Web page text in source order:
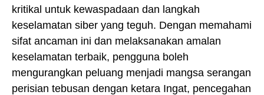
kritikal untuk kewaspadaan dan langkah
keselamatan siber yang teguh. Dengan memahami
sifat ancaman ini dan melaksanakan amalan
keselamatan terbaik, pengguna boleh
mengurangkan peluang menjadi mangsa serangan
perisian tebusan dengan ketara Ingat, pencegahan